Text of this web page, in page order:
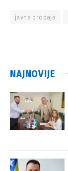
javna prodaja
NAJNOVIJE